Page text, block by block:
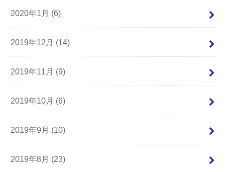
2020年1月 (6)
2019年12月 (14)
2019年11月 (9)
2019年10月 (6)
2019年9月 (10)
2019年8月 (23)